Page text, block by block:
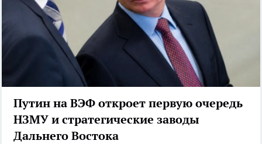
Путин на ВЭФ откроет первую очередь
НЗМУ и стратегические заводы
Дальнего Востока